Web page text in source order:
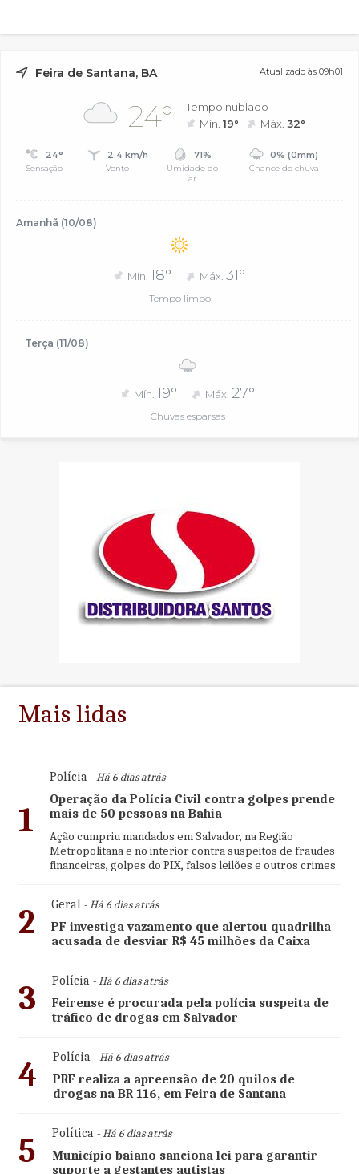
Feira de Santana, BA Atualizado às 09h01
24°
Tempo nublado
Mín.19° Máx.32°
24°
Sensação
2.4 km/h
Vento
71%
Umidade do
ar
0% (0mm)
Chance de chuva
Amanhã (10/08)
Mín. 18° Máx. 31°
Tempo limpo
Terça (11/08)
Mín. 19° Máx. 27°
Chuvas esparsas
Mais lidas
1
Polícia- Há 6 dias atrás
Operação da Polícia Civil contra golpes prende
mais de 50 pessoas na Bahia
Ação cumpriu mandados em Salvador, na Região
Metropolitana e no interior contra suspeitos de fraudes
financeiras, golpes do PIX, falsos leilões e outros crimes
2 Geral- Há 6 dias atrás
PF investiga vazamento que alertou quadrilha
acusada de desviar R$ 45 milhões da Caixa
3 Polícia- Há 6 dias atrás
Feirense é procurada pela polícia suspeita de
tráfico de drogas em Salvador
4 Polícia- Há 6 dias atrás
PRF realiza a apreensão de 20 quilos de
drogas na BR 116, em Feira de Santana
5 Política- Há 6 dias atrás
Município baiano sanciona lei para garantir
suporte a gestantes autistas